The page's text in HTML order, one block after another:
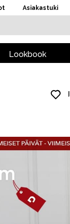
Asiakastuki
Lookbook